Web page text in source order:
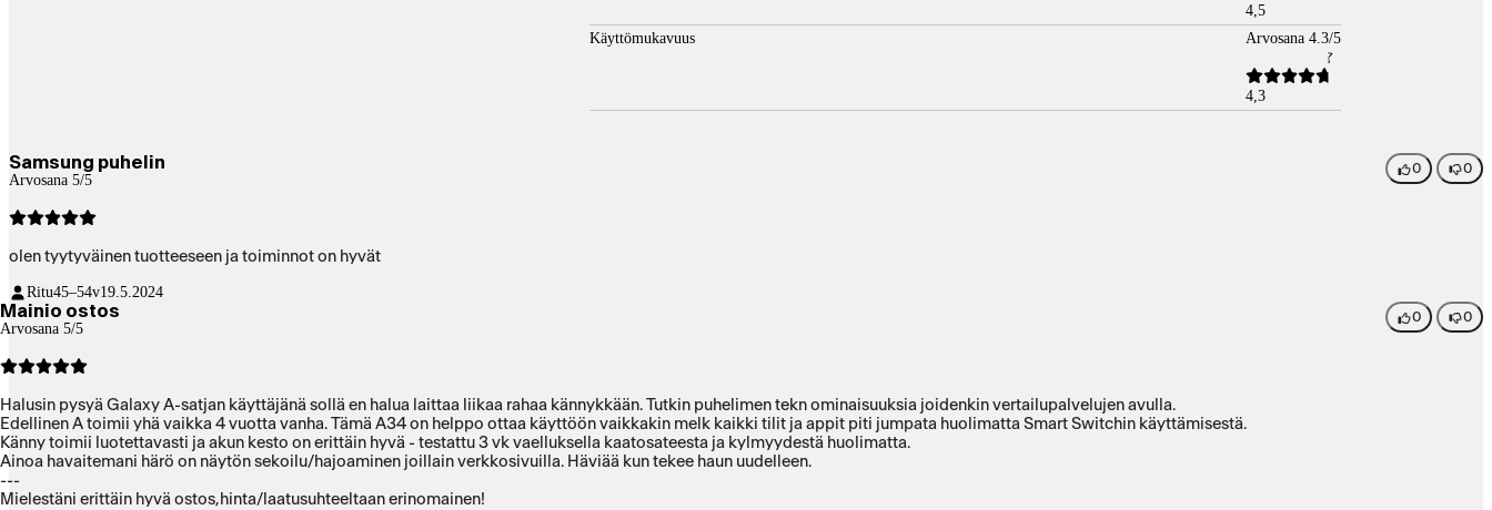
4,5
Käyttömukavuus
Arvosana 4.3/5
4,3
Samsung puhelin
Arvosana 5/5
0 0
olen tyytyväinen tuotteeseen ja toiminnot on hyvät
Ritu45–54v19.5.2024
Mainio ostos
Arvosana 5/5
0 0
Halusin pysyä Galaxy A-satjan käyttäjänä sollä en halua laittaa liikaa rahaa kännykkään. Tutkin puhelimen tekn ominaisuuksia joidenkin vertailupalvelujen avulla.
Edellinen A toimii yhä vaikka 4 vuotta vanha. Tämä A34 on helppo ottaa käyttöön vaikkakin melk kaikki tilit ja appit piti jumpata huolimatta Smart Switchin käyttämisestä.
Känny toimii luotettavasti ja akun kesto on erittäin hyvä - testattu 3 vk vaelluksella kaatosateesta ja kylmyydestä huolimatta.
Ainoa havaitemani härö on näytön sekoilu/hajoaminen joillain verkkosivuilla. Häviää kun tekee haun uudelleen.
---
Mielestäni erittäin hyvä ostos,hinta/laatusuhteeltaan erinomainen!